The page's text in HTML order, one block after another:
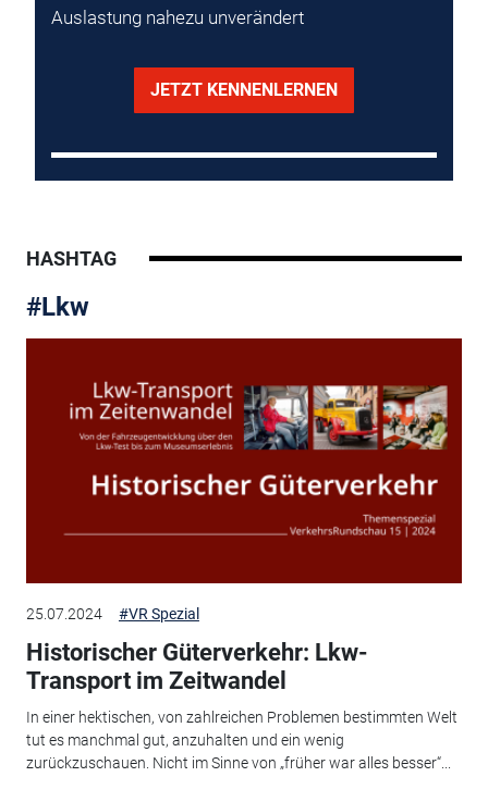
Auslastung nahezu unverändert
JETZT KENNENLERNEN
HASHTAG
#Lkw
25.07.2024 #VR Spezial
Historischer Güterverkehr: Lkw-
Transport im Zeitwandel
In einer hektischen, von zahlreichen Problemen bestimmten Welt
tut es manchmal gut, anzuhalten und ein wenig
zurückzuschauen. Nicht im Sinne von „früher war alles besser“...